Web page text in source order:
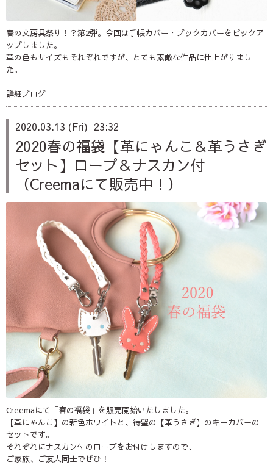
春の文房具祭り！？第2弾。今回は手帳カバー・ブックカバーをピックア
ップしました。
革の色もサイズもそれぞれですが、とても素敵な作品に仕上がりまし
た。
詳細ブログ
2020.03.13 (Fri) 23:32
2020春の福袋【革にゃんこ＆革うさぎ
セット】ロープ＆ナスカン付
（Creemaにて販売中！）
Creemaにて「春の福袋」を販売開始いたしました。
【革にゃんこ】の新色ホワイトと、待望の【革うさぎ】のキーカバーの
セットです。
それぞれにナスカン付のロープをお付けしますので、
ご家族、ご友人同士でぜひ！